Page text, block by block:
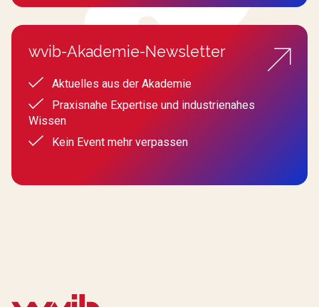
wvib-Akademie-Newsletter
Aktuelles aus der Akademie
Praxisnahe Expertise und industrienahes
Wissen
Kein Event mehr verpassen